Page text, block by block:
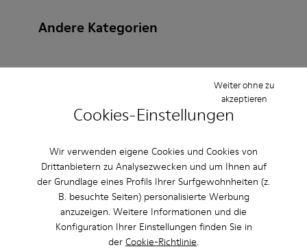
Cookies-Einstellungen
Wir verwenden eigene Cookies und Cookies von
Drittanbietern zu Analysezwecken und um Ihnen auf
der Grundlage eines Profils Ihrer Surfgewohnheiten (z.
B. besuchte Seiten) personalisierte Werbung
anzuzeigen. Weitere Informationen und die
Konfiguration Ihrer Einstellungen finden Sie in
der Cookie-Richtlinie.
Weiter ohne zu
akzeptieren
Andere Kategorien
Schnürschuhe
Clogs Sandalen
Stiefel
Lässige Schuhe
Sneaker
Slipper
Elegante Schuhe
Plateau/Keilabsatz Absätze